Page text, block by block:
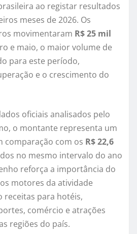
ao registar resultados
meses de 2026. Os
movimentaram R$ 25 mil
e maio, o maior volume de
para este período,
e o crescimento do
oficiais analisados pelo
o montante representa um
comparação com os R$ 22,6
no mesmo intervalo do ano
reforça a importância do
motores da atividade
receitas para hotéis,
comércio e atrações
regiões do país.